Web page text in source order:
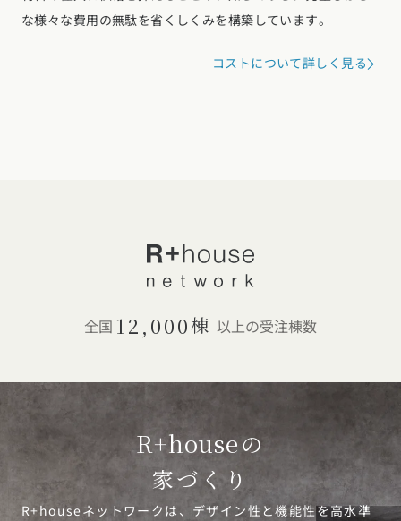
な様々な費用の無駄を省くしくみを構築しています。
コストについて詳しく見る
全国 12,000棟 以上の受注棟数
R+houseの
家づくり
R+houseネットワークは、デザイン性と機能性を高水準